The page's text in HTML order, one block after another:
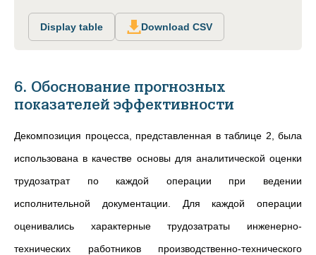
Display table Download CSV
6. Обоснование прогнозных
показателей эффективности
Декомпозиция процесса, представленная в таблице 2, была
использована в качестве основы для аналитической оценки
трудозатрат по каждой операции при ведении
исполнительной документации. Для каждой операции
оценивались характерные трудозатраты инженерно-
технических работников производственно-технического